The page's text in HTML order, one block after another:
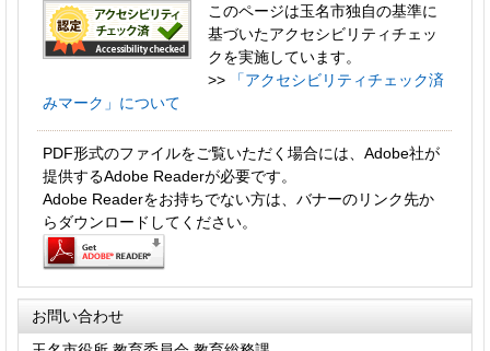
このページは玉名市独自の基準に
基づいたアクセシビリティチェッ
クを実施しています。
>>
「アクセシビリティチェック済
みマーク」について
PDF形式のファイルをご覧いただく場合には、Adobe社が
提供するAdobe Readerが必要です。
Adobe Readerをお持ちでない方は、バナーのリンク先か
らダウンロードしてください。
お問い合わせ